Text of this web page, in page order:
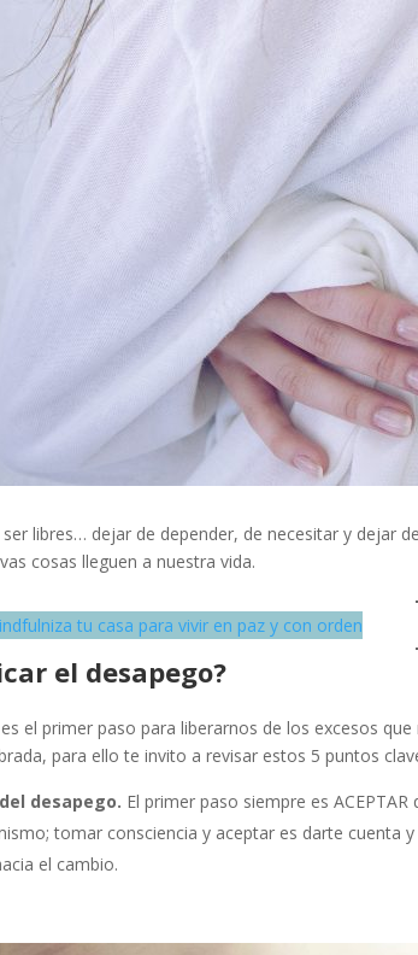
libres… dejar de depender, de necesitar y dejar
cosas lleguen a nuestra vida.
tu casa para vivir en paz y con orden
el desapego?
el primer paso para liberarnos de los excesos
para ello te invito a revisar estos 5 puntos
desapego. El primer paso siempre es
tomar consciencia y aceptar es darte cuenta
el cambio.